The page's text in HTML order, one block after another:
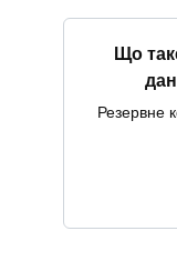
Що
Резервне